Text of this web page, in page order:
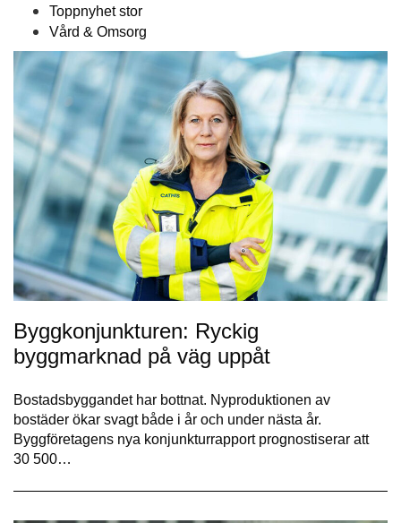
Toppnyhet stor
Vård & Omsorg
Bygg­konjunkturen: Ryckig
byggmarknad på väg uppåt
Bostadsbyggandet har bottnat. Nyproduktionen av
bostäder ökar svagt både i år och under nästa år.
Byggföretagens nya konjunkturrapport prognostiserar att
30 500…